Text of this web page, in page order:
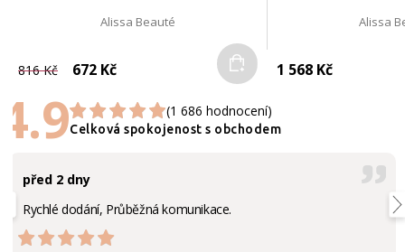
Alissa Beauté
816 Kč 672 Kč Do košíku
Alissa
1 568 Kč
4.9 (1 686 hodnocení)
Celková spokojenost s obchodem
před 2 dny
Rychlé dodání, Průběžná komunikace.